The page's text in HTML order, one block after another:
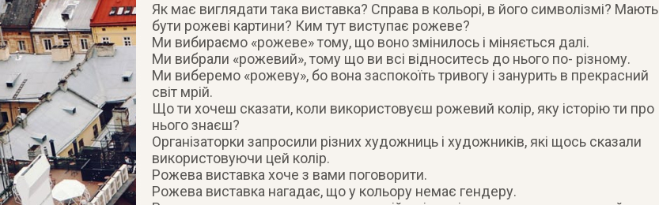
Як має виглядати така виставка? Справа в кольорі, в його символізмі? Мають
бути рожеві картини? Ким тут виступає рожеве?
Ми вибираємо «рожеве» тому, що воно змінилось і міняється далі.
Ми вибрали «рожевий», тому що ви всі відноситесь до нього по- різному.
Ми виберемо «рожеву», бо вона заспокоїть тривогу і занурить в прекрасний
світ мрій.
Що ти хочеш сказати, коли використовуєш рожевий колір, яку історію ти про
нього знаєш?
Організаторки запросили різних художниць і художників, які щось сказали
використовуючи цей колір.
Рожева виставка хоче з вами поговорити.
Рожева виставка нагадає, що у кольору немає гендеру.